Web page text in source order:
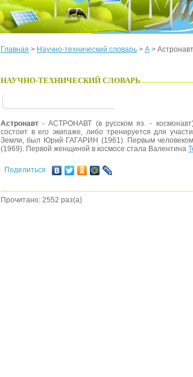
Главная > Научно-технический словарь > А > Астронавт
НАУЧНО-ТЕХНИЧЕСКИЙ СЛОВАРЬ
Астронавт - АСТРОНАВТ (в русском яз. -
состоит в его экипаже, либо тренируется для
Земли, был Юрий ГАГАРИН (1961). Первым
(1969). Первой женщиной в космосе стала Валентина
Поделиться
Прочитано: 2552 раз(а)